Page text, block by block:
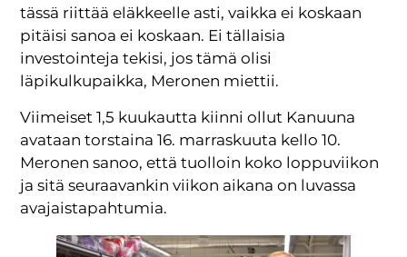
tässä riittää eläkkeelle asti, vaikka ei koskaan
pitäisi sanoa ei koskaan. Ei tällaisia
investointeja tekisi, jos tämä olisi
läpikulkupaikka, Meronen miettii.
Viimeiset 1,5 kuukautta kiinni ollut Kanuuna
avataan torstaina 16. marraskuuta kello 10.
Meronen sanoo, että tuolloin koko loppuviikon
ja sitä seuraavankin viikon aikana on luvassa
avajaistapahtumia.